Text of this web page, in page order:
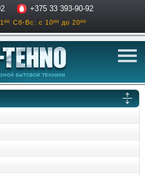
+375 33 393-90-92
Сб-Вс: с 10ºº до 20ºº
усилители